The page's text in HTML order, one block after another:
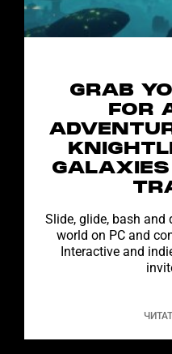
GRAB
FOR
Slide, glide, bash
world on PC and
Interactive and